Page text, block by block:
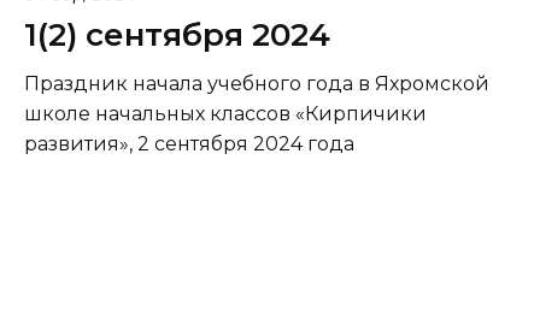
1(2) сентября 2024
Праздник начала учебного года в Яхромской
школе начальных классов «Кирпичики
развития», 2 сентября 2024 года